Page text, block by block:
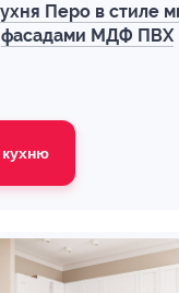
Перо в стиле
фасадами МДФ ПВХ
кухню